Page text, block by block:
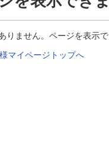
りません。ページを表示で
マイページトップへ